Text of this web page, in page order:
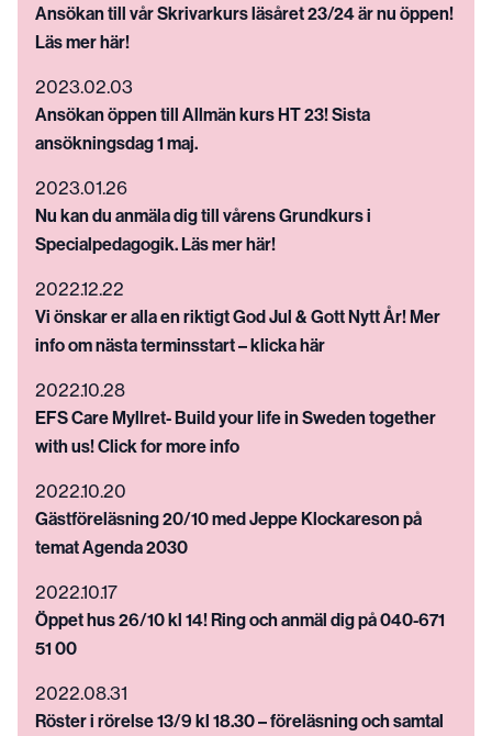
Ansökan till vår Skrivarkurs läsåret 23/24 är nu öppen!
Läs mer här!
2023.02.03
Ansökan öppen till Allmän kurs HT 23! Sista
ansökningsdag 1 maj.
2023.01.26
Nu kan du anmäla dig till vårens Grundkurs i
Specialpedagogik. Läs mer här!
2022.12.22
Vi önskar er alla en riktigt God Jul & Gott Nytt År! Mer
info om nästa terminsstart – klicka här
2022.10.28
EFS Care Myllret- Build your life in Sweden together
with us! Click for more info
2022.10.20
Gästföreläsning 20/10 med Jeppe Klockareson på
temat Agenda 2030
2022.10.17
Öppet hus 26/10 kl 14! Ring och anmäl dig på 040-671
51 00
2022.08.31
Röster i rörelse 13/9 kl 18.30 – föreläsning och samtal